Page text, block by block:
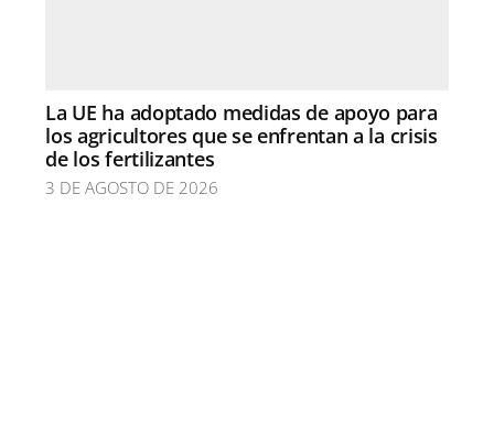
La UE ha adoptado medidas de apoyo para
los agricultores que se enfrentan a la crisis
de los fertilizantes
3 DE AGOSTO DE 2026